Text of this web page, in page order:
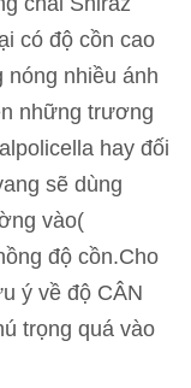
có độ cồn cao
nhiều ánh
những trương
hay đối
sẽ dùng
vào(
độ cồn.Cho
ý về độ CÂN
trọng quá vào